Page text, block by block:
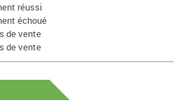
réussi
échoué
de vente
de vente